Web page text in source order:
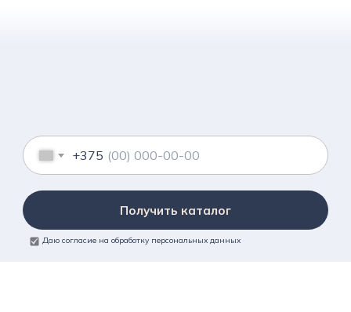
+375
Получить каталог
Даю согласие на обработку персональных данных